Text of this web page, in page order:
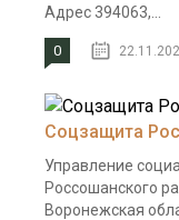
Адрес 394063,...
0
Соцзащита
Управление
Россошанского
Воронежская